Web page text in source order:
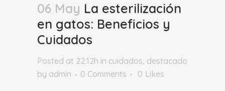
06 May La esterilización
en gatos: Beneficios y
Cuidados
Posted at 22:12h in cuidados, destacado
by admin 0 Comments 0 Likes